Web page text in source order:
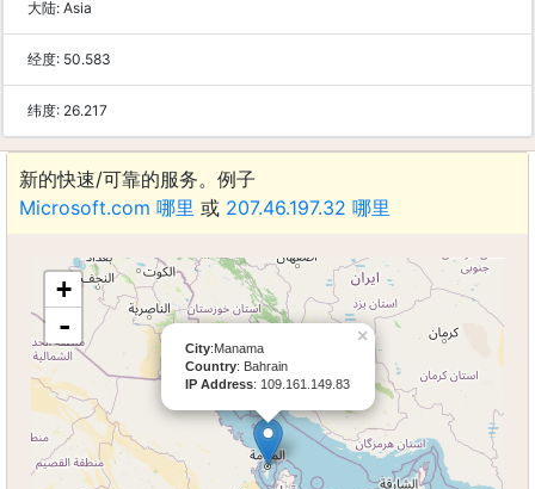
大陆: Asia
经度: 50.583
纬度: 26.217
新的快速/可靠的服务。例子
Microsoft.com 哪里 或 207.46.197.32 哪里
×
City:Manama
Country: Bahrain
IP Address: 109.161.149.83
+
-